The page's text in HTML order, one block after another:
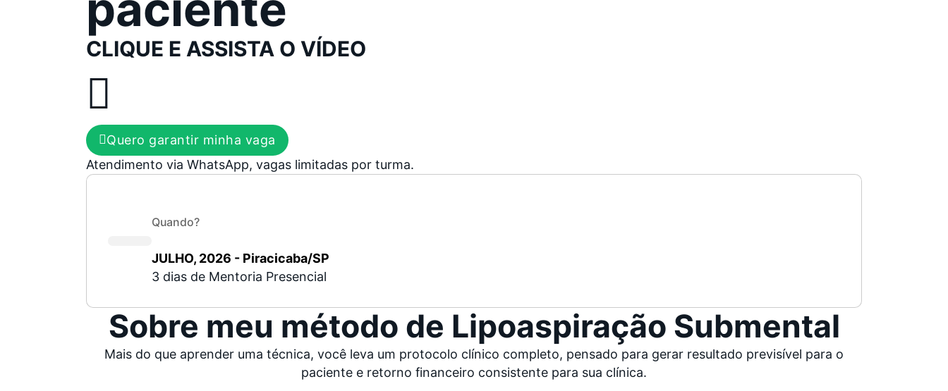
CLIQUE E ASSISTA O VÍDEO
Quero garantir minha vaga
Atendimento via WhatsApp, vagas limitadas por turma.
Quando?
JULHO, 2026 - Piracicaba/SP
3 dias de Mentoria Presencial
Sobre meu método de Lipoaspiração Submental
Mais do que aprender uma técnica, você leva um protocolo clínico completo, pensado para gerar resultado previsível para o
paciente e retorno financeiro consistente para sua clínica.